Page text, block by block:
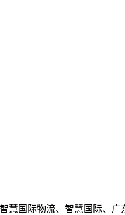
慧国际物流、智慧国际、